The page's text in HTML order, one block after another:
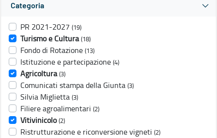
Categoria
PR 2021-2027 (19)
Turismo e Cultura (18)
Fondo di Rotazione (13)
Istituzione e partecipazione (4)
Agricoltura (3)
Comunicati stampa della Giunta (3)
Silvia Miglietta (3)
Filiere agroalimentari (2)
Vitivinicolo (2)
Ristrutturazione e riconversione vigneti (2)